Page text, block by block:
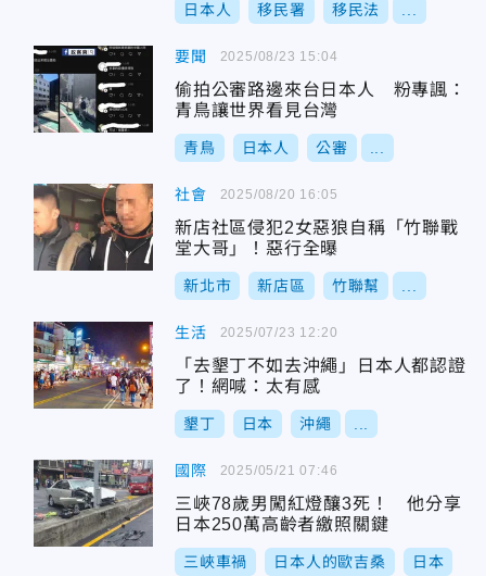
日本人 移民署 移民法
要聞
偷拍公審路邊來台日本人 粉專諷：
青鳥讓世界看見台灣
青鳥 日本人 公審
2025/08/23 15:04
社會
新店社區侵犯2女惡狼自稱「竹聯戰
堂大哥」！惡行全曝
新北市 新店區 竹聯幫
2025/08/20 16:05
生活
「去墾丁不如去沖繩」日本人都認證
了！網喊：太有感
墾丁 日本 沖繩
2025/07/23 12:20
國際
三峽78歲男闖紅燈釀3死！ 他分享
日本250萬高齡者繳照關鍵
三峽車禍 日本人的歐吉桑 日本
2025/05/21 07:46